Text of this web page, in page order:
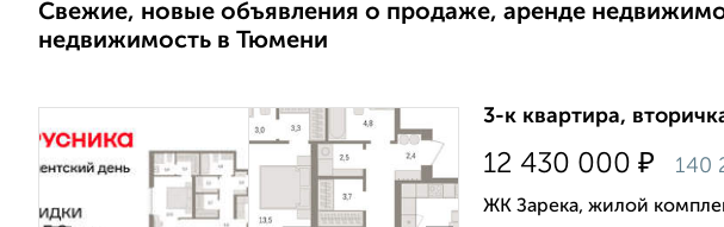
Свежие, новые объявления о продаже, аренде
недвижимость в Тюмени
3-к квартира,
12 430 000 ₽ 140
ЖК Зарека, жилой